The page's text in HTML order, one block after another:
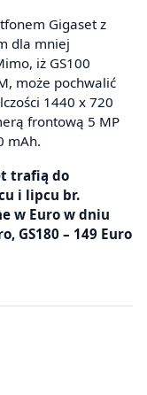
Gigaset z
dla mniej
iż GS100
może pochwalić
1440 x 720
frontową 5 MP
mAh.
trafią do
i lipcu br.
w Euro w dniu
GS180 – 149 Euro